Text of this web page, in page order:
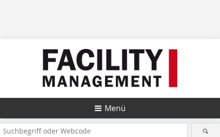
Menü